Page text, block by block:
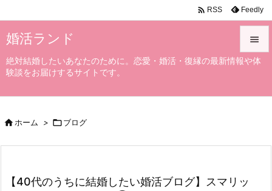
婚活ランド
絶対結婚したいあなたのために。恋愛・婚活・復縁の最新情報や体
験談をお届けするサイトです。



 RSS Feedly
ホーム > ブログ
【40代のうちに結婚したい婚活ブログ】スマリッ